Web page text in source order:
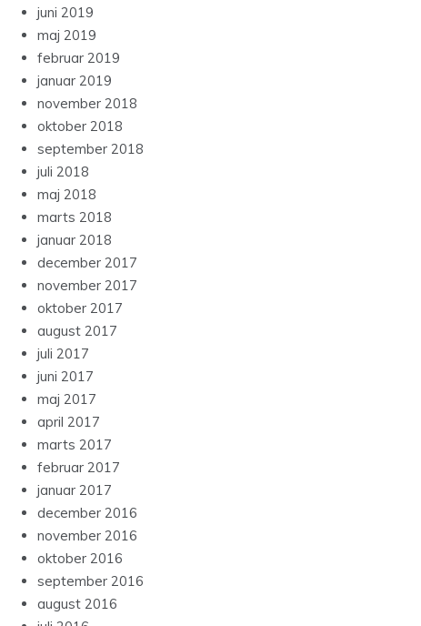
juni 2019
maj 2019
februar 2019
januar 2019
november 2018
oktober 2018
september 2018
juli 2018
maj 2018
marts 2018
januar 2018
december 2017
november 2017
oktober 2017
august 2017
juli 2017
juni 2017
maj 2017
april 2017
marts 2017
februar 2017
januar 2017
december 2016
november 2016
oktober 2016
september 2016
august 2016